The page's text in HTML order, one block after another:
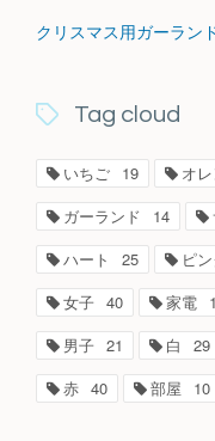
クリスマス用ガーラン
Tag cloud
いちご 19 オ
ガーランド
14
ハート
25 ピ
女子 40 家電
男子 21 白 29
赤 40 部屋 10